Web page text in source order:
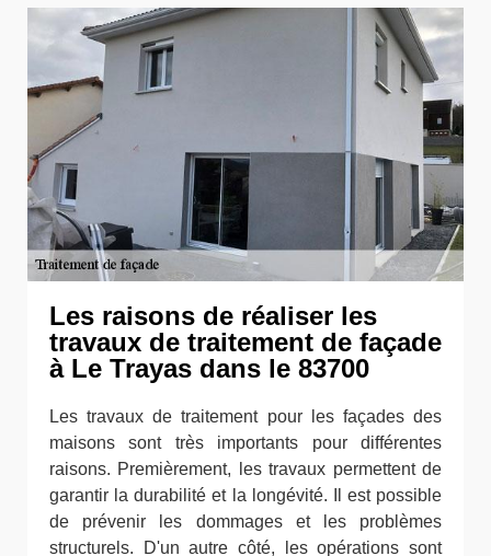
Les raisons de réaliser les
travaux de traitement de façade
à Le Trayas dans le 83700
Les travaux de traitement pour les façades des
maisons sont très importants pour différentes
raisons. Premièrement, les travaux permettent de
garantir la durabilité et la longévité. Il est possible
de prévenir les dommages et les problèmes
structurels. D'un autre côté, les opérations sont